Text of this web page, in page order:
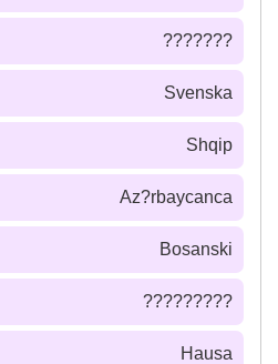
???????
Svenska
Shqip
Az?rbaycanca
Bosanski
?????????
Hausa